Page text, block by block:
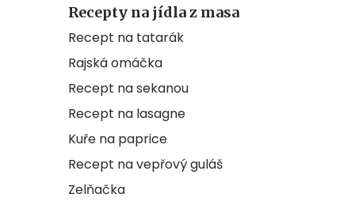
Recepty na jídla z masa
Recept na tatarák
Rajská omáčka
Recept na sekanou
Recept na lasagne
Kuře na paprice
Recept na vepřový guláš
Zelňačka